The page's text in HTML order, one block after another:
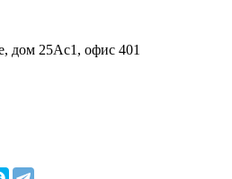
дом 25Аc1, офис 401